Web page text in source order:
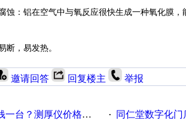
：铝在空气中与氧反应很快生成一种氧化膜，
，易发热。
邀请回答 回复楼主 举报
台？测厚仪价格多少？ · 同仁堂数字化门店